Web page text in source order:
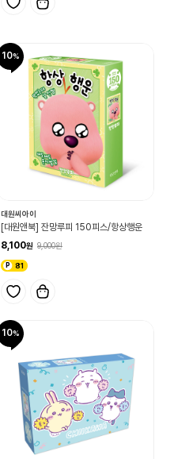
10
대원씨아이
[대원앤북] 잔망루피 150피스/항상행운
8,100
9,000
81
10